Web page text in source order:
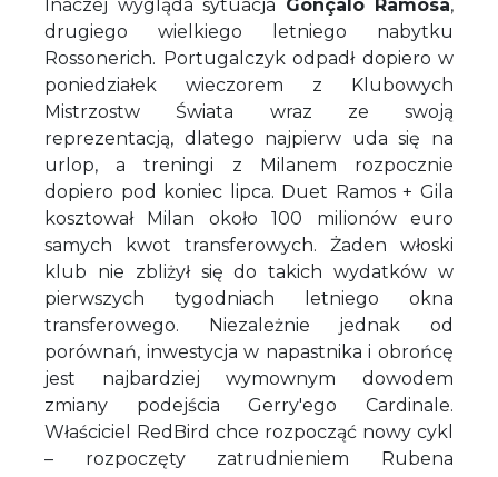
Inaczej wygląda sytuacja Gonçalo Ramosa,
drugiego wielkiego letniego nabytku
Rossonerich. Portugalczyk odpadł dopiero w
poniedziałek wieczorem z Klubowych
Mistrzostw Świata wraz ze swoją
reprezentacją, dlatego najpierw uda się na
urlop, a treningi z Milanem rozpocznie
dopiero pod koniec lipca. Duet Ramos + Gila
kosztował Milan około 100 milionów euro
samych kwot transferowych. Żaden włoski
klub nie zbliżył się do takich wydatków w
pierwszych tygodniach letniego okna
transferowego. Niezależnie jednak od
porównań, inwestycja w napastnika i obrońcę
jest najbardziej wymownym dowodem
zmiany podejścia Gerry'ego Cardinale.
Właściciel RedBird chce rozpocząć nowy cykl
– rozpoczęty zatrudnieniem Rubena